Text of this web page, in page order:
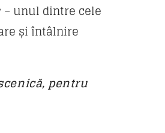
– unul dintre cele
și întâlnire
pentru